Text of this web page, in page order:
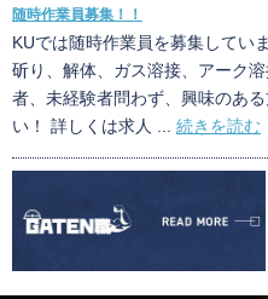
随時作業員募集！！
KUでは随時作業員を募集してい
斫り、解体、ガス溶接、アーク
者、未経験者問わず、興味のあ
い！ 詳しくは求人 ... 続きを読む